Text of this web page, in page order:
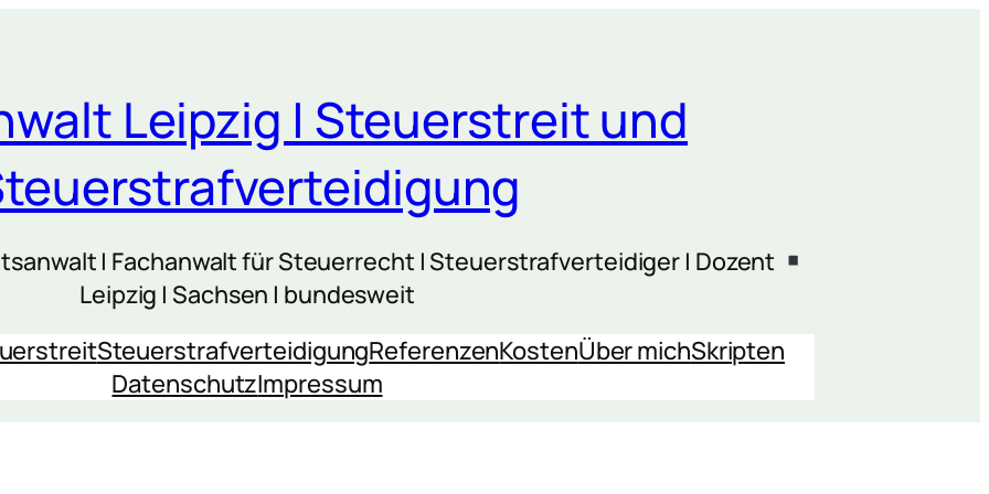
Leipzig | Steuerstreit und
| Fachanwalt für Steuerrecht | Steuerstrafverteidiger | Dozent
Leipzig | Sachsen | bundesweit
SteuerstrafverteidigungReferenzenKostenÜber michSkripten
DatenschutzImpressum